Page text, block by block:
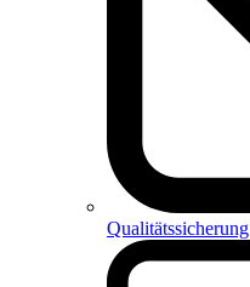
Qualitätssicherung